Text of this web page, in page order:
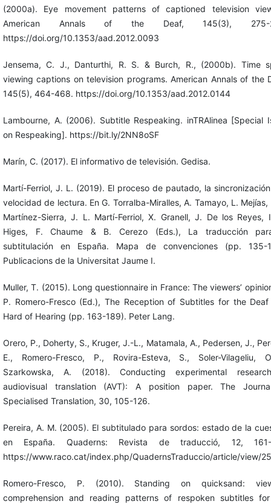
(2000a). Eye movement patterns of captioned television
American Annals of the Deaf, 145(3), 275-
https://doi.org/10.1353/aad.2012.0093
Jensema, C. J., Danturthi, R. S. & Burch, R., (2000b). Time
viewing captions on television programs. American Annals of the
145(5), 464-468. https://doi.org/10.1353/aad.2012.0144
Lambourne, A. (2006). Subtitle Respeaking. inTRAlinea [Special
on Respeaking]. https://bit.ly/2NN8oSF
Marín, C. (2017). El informativo de televisión. Gedisa.
Martí-Ferriol, J. L. (2019). El proceso de pautado, la
velocidad de lectura. En G. Torralba-Miralles, A. Tamayo, L.
Martínez-Sierra, J. L. Martí-Ferriol, X. Granell, J. De los Reyes,
Higes, F. Chaume & B. Cerezo (Eds.), La traducción
subtitulación en España. Mapa de convenciones (pp. 135-
Publicacions de la Universitat Jaume I.
Muller, T. (2015). Long questionnaire in France: The viewers’
P. Romero-Fresco (Ed.), The Reception of Subtitles for the
Hard of Hearing (pp. 163-189). Peter Lang.
Orero, P., Doherty, S., Kruger, J.-L., Matamala, A., Pedersen, J.,
E., Romero-Fresco, P., Rovira-Esteva, S., Soler-Vilageliu,
Szarkowska, A. (2018). Conducting experimental
audiovisual translation (AVT): A position paper. The
Specialised Translation, 30, 105-126.
Pereira, A. M. (2005). El subtitulado para sordos: estado de la
en España. Quaderns: Revista de traducció, 12, 161-
https://www.raco.cat/index.php/QuadernsTraduccio/article/view/
Romero-Fresco, P. (2010). Standing on quicksand:
comprehension and reading patterns of respoken subtitles